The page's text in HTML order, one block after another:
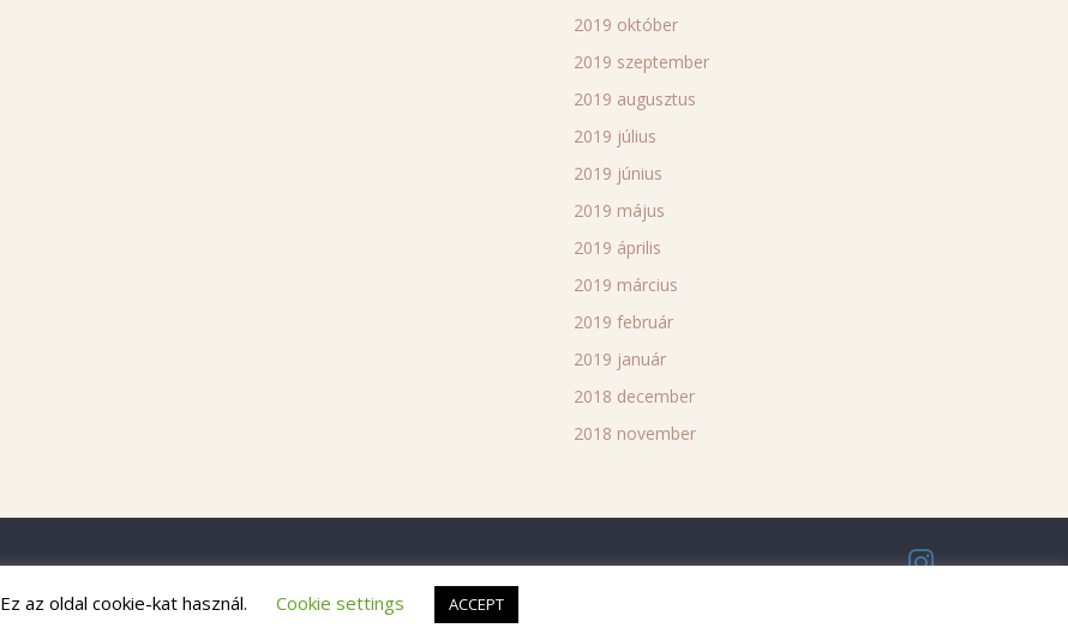
2019 október
2019 szeptember
2019 augusztus
2019 július
2019 június
2019 május
2019 április
2019 március
2019 február
2019 január
2018 december
2018 november
Ez az oldal cookie-kat használ. Cookie settings ACCEPT